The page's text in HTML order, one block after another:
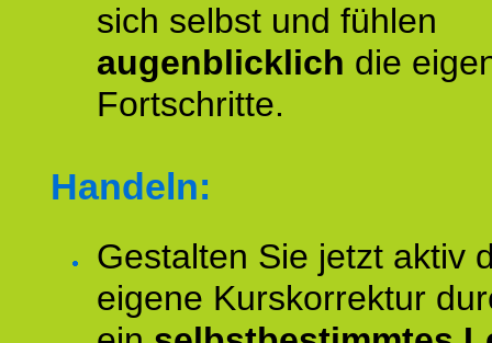
sich selbst und fühlen
augenblicklich die
Fortschritte.
Handeln:
Gestalten Sie jetzt aktiv
eigene Kurskorrektur